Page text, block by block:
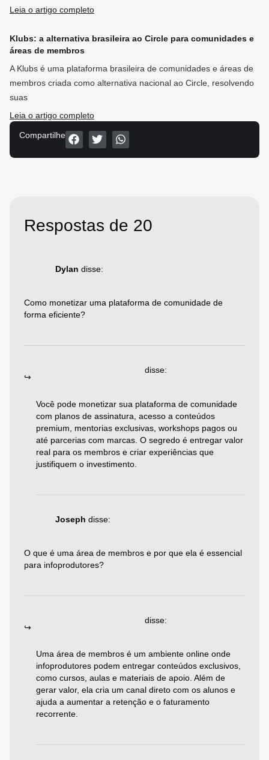
Leia o artigo completo
Klubs: a alternativa brasileira ao Circle para comunidades e
áreas de membros
A Klubs é uma plataforma brasileira de comunidades e áreas de
membros criada como alternativa nacional ao Circle, resolvendo
suas
Leia o artigo completo
Compartilhe
Respostas de 20
Dylan disse:
Como monetizar uma plataforma de comunidade de
forma eficiente?
disse:
Você pode monetizar sua plataforma de comunidade
com planos de assinatura, acesso a conteúdos
premium, mentorias exclusivas, workshops pagos ou
até parcerias com marcas. O segredo é entregar valor
real para os membros e criar experiências que
justifiquem o investimento.
Joseph disse:
O que é uma área de membros e por que ela é essencial
para infoprodutores?
disse:
Uma área de membros é um ambiente online onde
infoprodutores podem entregar conteúdos exclusivos,
como cursos, aulas e materiais de apoio. Além de
gerar valor, ela cria um canal direto com os alunos e
ajuda a aumentar a retenção e o faturamento
recorrente.